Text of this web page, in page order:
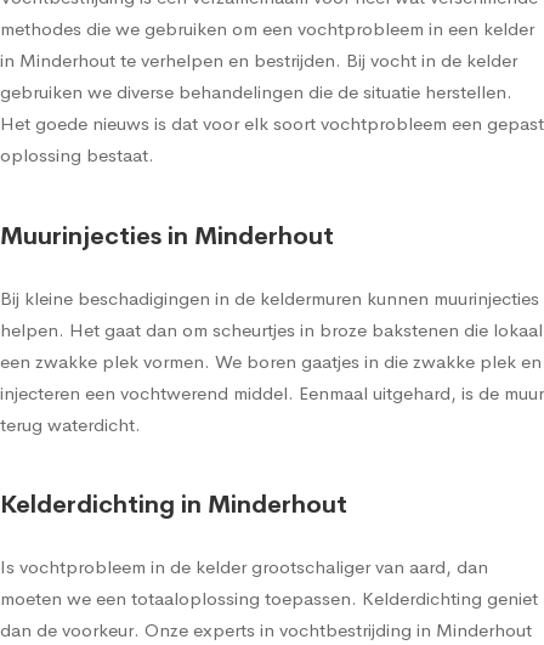
methodes die we gebruiken om een vochtprobleem in een kelder
in Minderhout te verhelpen en bestrijden. Bij vocht in de kelder
gebruiken we diverse behandelingen die de situatie herstellen.
Het goede nieuws is dat voor elk soort vochtprobleem een gepast
oplossing bestaat.
Muurinjecties in Minderhout
Bij kleine beschadigingen in de keldermuren kunnen muurinjecties
helpen. Het gaat dan om scheurtjes in broze bakstenen die lokaal
een zwakke plek vormen. We boren gaatjes in die zwakke plek en
injecteren een vochtwerend middel. Eenmaal uitgehard, is de muur
terug waterdicht.
Kelderdichting in Minderhout
Is vochtprobleem in de kelder grootschaliger van aard, dan
moeten we een totaaloplossing toepassen. Kelderdichting geniet
dan de voorkeur. Onze experts in vochtbestrijding in Minderhout